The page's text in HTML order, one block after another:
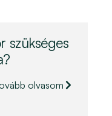
szükséges
olvasom